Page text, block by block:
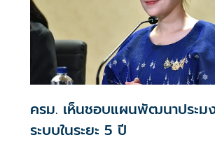
ครม. เห็นชอบแผนพัฒนาประม
ระบบในระยะ 5 ปี